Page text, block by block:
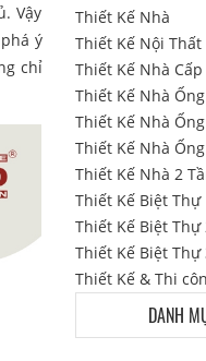
Vậy
ý
chỉ
Thiết Kế Nhà
Thiết Kế Nội Thất
Thiết Kế Nhà Cấp
Thiết Kế Nhà Ống
Thiết Kế Nhà
Thiết Kế Nhà
Thiết Kế Nhà 2
Thiết Kế Biệt Thự
Thiết Kế Biệt Thự
Thiết Kế Biệt Thự
Thiết Kế & Thi
DANH